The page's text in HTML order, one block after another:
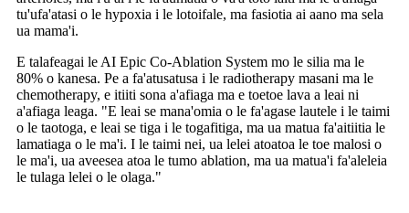
tu'ufa'atasi o le hypoxia i le lotoifale, ma fasiotia ai aano ma sela
ua mama'i.
E talafeagai le AI Epic Co-Ablation System mo le silia ma le
80% o kanesa. Pe a fa'atusatusa i le radiotherapy masani ma le
chemotherapy, e itiiti sona a'afiaga ma e toetoe lava a leai ni
a'afiaga leaga. "E leai se mana'omia o le fa'agase lautele i le taimi
o le taotoga, e leai se tiga i le togafitiga, ma ua matua fa'aitiitia le
lamatiaga o le ma'i. I le taimi nei, ua lelei atoatoa le toe malosi o
le ma'i, ua aveesea atoa le tumo ablation, ma ua matua'i fa'aleleia
le tulaga lelei o le olaga."